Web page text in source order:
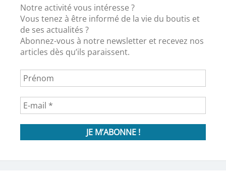
Notre activité vous intéresse ?
Vous tenez à être informé de la vie du boutis et
de ses actualités ?
Abonnez-vous à notre newsletter et recevez nos
articles dès qu’ils paraissent.